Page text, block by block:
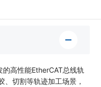
高性能EtherCAT总线轨
、切割等轨迹加工场景，